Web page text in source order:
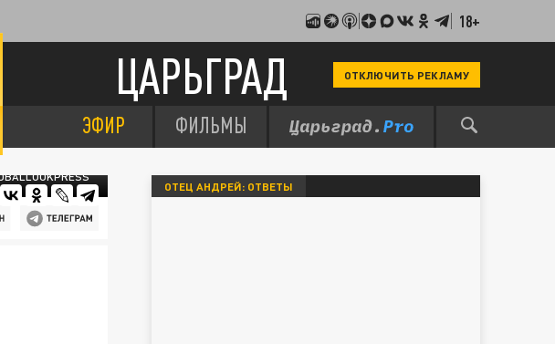
18+
ЦАРЬГРАД ОТКЛЮЧИТЬ РЕКЛАМУ
ЭФИР ФИЛЬМЫ
ОТЕЦ АНДРЕЙ: ОТВЕТЫ